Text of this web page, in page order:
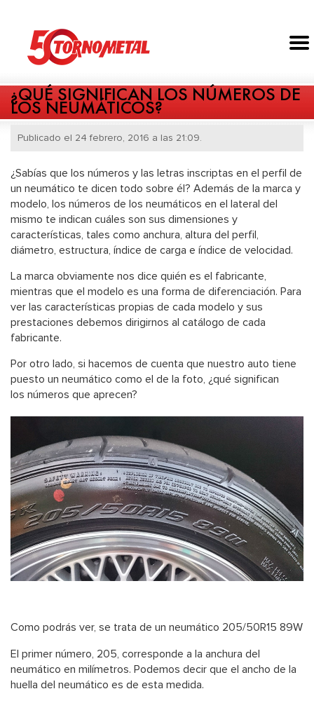
¿QUÉ SIGNIFICAN LOS NÚMEROS DE
LOS NEUMÁTICOS?
Publicado el 24 febrero, 2016 a las 21:09.
¿Sabías que los números y las letras inscriptas en el perfil de
un neumático te dicen todo sobre él? Además de la marca y
modelo, los números de los neumáticos en el lateral del
mismo te indican cuáles son sus dimensiones y
características, tales como anchura, altura del perfil,
diámetro, estructura, índice de carga e índice de velocidad.
La marca obviamente nos dice quién es el fabricante,
mientras que el modelo es una forma de diferenciación. Para
ver las características propias de cada modelo y sus
prestaciones debemos dirigirnos al catálogo de cada
fabricante.
Por otro lado, si hacemos de cuenta que nuestro auto tiene
puesto un neumático como el de la foto, ¿qué significan
los números que aprecen?
Como podrás ver, se trata de un neumático 205/50R15 89W
El primer número, 205, corresponde a la anchura del
neumático en milímetros. Podemos decir que el ancho de la
huella del neumático es de esta medida.